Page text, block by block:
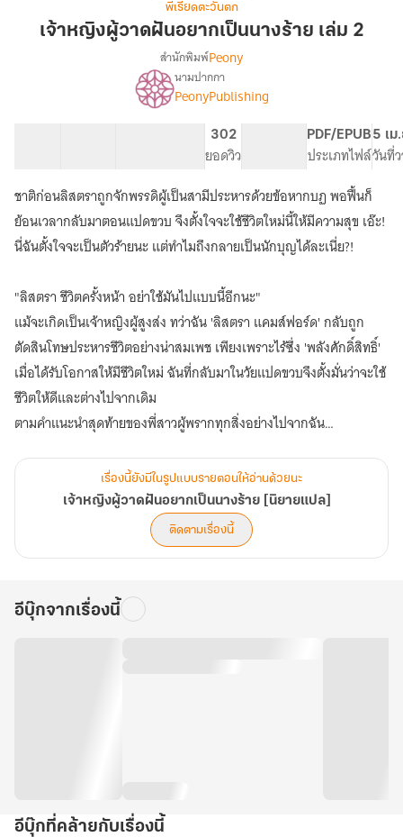
ผู้
วาด
อยาก
เล่ม
2
พีเรียดตะวันตก
เจ้าหญิงผู้วาดฝันอยากเป็นนางร้าย เล่ม 2
เรื่อง
เจ้า
หญิง
วาด
ฝัน
อยาก
เป็น
นาง
ร้าย
แปล]
สำนักพิมพ์Peony
นามปากกา
PeonyPublishing
302
ยอดวิว
PDF/EPUB
ประเภทไฟล์
5 เม
วันที่
ชาติก่อนลิสตราถูกจักพรรดิผู้เป็นสามีประหารด้วยข้อหากบฏ พอฟื้นก็
ย้อนเวลากลับมาตอนแปดขวบ จึงตั้งใจจะใช้ชีวิตใหม่นี้ให้มีความสุข เอ๊ะ!
นี่ฉันตั้งใจจะเป็นตัวร้ายนะ แต่ทำไมถึงกลายเป็นนักบุญได้ละเนี่ย?!
"ลิสตรา ชีวิตครั้งหน้า อย่าใช้มันไปแบบนี้อีกนะ"
แม้จะเกิดเป็นเจ้าหญิงผู้สูงส่ง ทว่าฉัน 'ลิสตรา แคมส์ฟอร์ด' กลับถูก
ตัดสินโทษประหารชีวิตอย่างน่าสมเพช เพียงเพราะไร้ซึ่ง 'พลังศักดิ์สิทธิ์'
เมื่อได้รับโอกาสให้มีชีวิตใหม่ ฉันที่กลับมาในวัยแปดขวบจึงตั้งมั่นว่าจะใช้
ชีวิตให้ดีและต่างไปจากเดิม
ตามคำแนะนำสุดท้ายของพี่สาวผู้พรากทุกสิ่งอย่างไปจากฉัน
เป็นพวกซะก่อน
จากนั้น ก็จัดการพวกเหลือบไรที่คอยทำให้ชีวิตที่แล้วของฉัน 'ต่ำต้อย' จน
นำไปสู่จุดจบที่ทุกข์ทรมาน คิกๆ
แต่ขณะที่กำลังใช้ชีวิตอย่างสุขสบายสำราญใจนั้น คนรอบตัวก็เริ่มคลั่ง
ให้!
...เอ๊ะ นี่ฉันย้อนชีวิตกลับมาเพื่อจะเป็นตัวร้ายนะ แต่ทำไมฉันถึงกลายเป็น
เรื่องนี้ยังมีในรูปแบบรายตอนให้อ่านด้วยนะ
เจ้าหญิงผู้วาดฝันอยากเป็นนางร้าย [นิยายแปล]
ติดตามเรื่องนี้
อีบุ๊กจากเรื่องนี้
อีบุ๊กที่คล้ายกับเรื่องนี้